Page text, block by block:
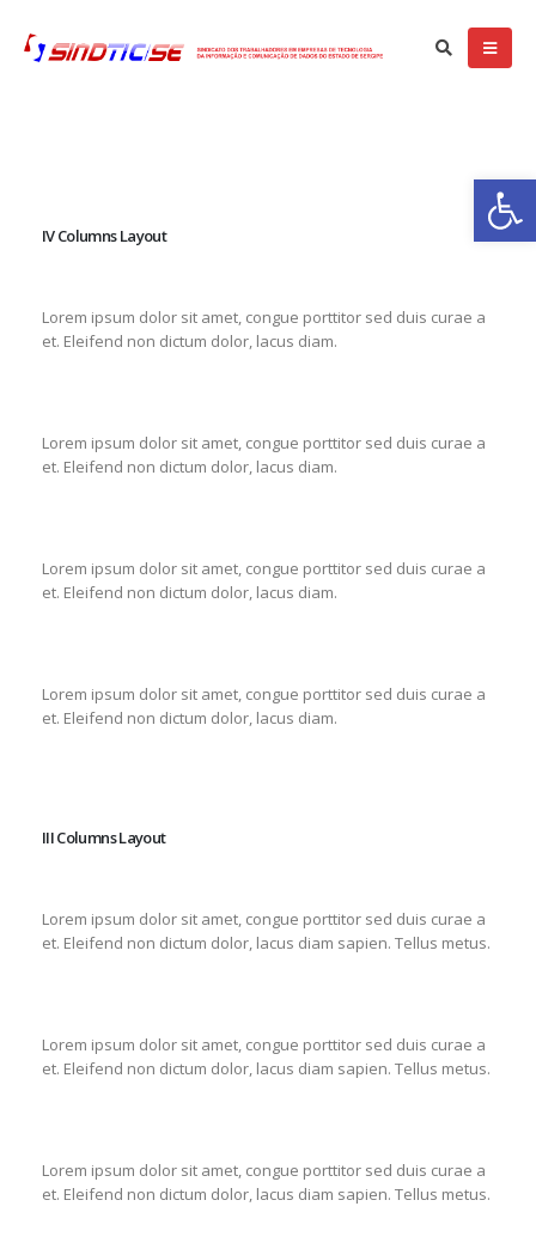
IV Columns Layout
Lorem ipsum dolor sit amet, congue porttitor sed duis curae a
et. Eleifend non dictum dolor, lacus diam.
Lorem ipsum dolor sit amet, congue porttitor sed duis curae a
et. Eleifend non dictum dolor, lacus diam.
Lorem ipsum dolor sit amet, congue porttitor sed duis curae a
et. Eleifend non dictum dolor, lacus diam.
Lorem ipsum dolor sit amet, congue porttitor sed duis curae a
et. Eleifend non dictum dolor, lacus diam.
III Columns Layout
Lorem ipsum dolor sit amet, congue porttitor sed duis curae a
et. Eleifend non dictum dolor, lacus diam sapien. Tellus metus.
Lorem ipsum dolor sit amet, congue porttitor sed duis curae a
et. Eleifend non dictum dolor, lacus diam sapien. Tellus metus.
Lorem ipsum dolor sit amet, congue porttitor sed duis curae a
et. Eleifend non dictum dolor, lacus diam sapien. Tellus metus.